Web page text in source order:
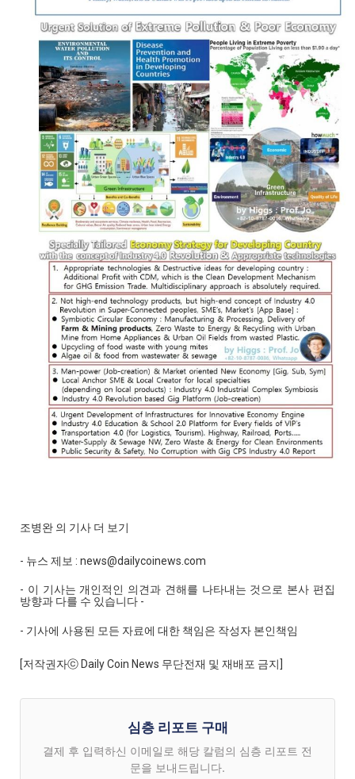
조병완 의 기사 더 보기
- 뉴스 제보 : news@dailycoinews.com
- 이 기사는 개인적인 의견과 견해를 나타내는 것으로 본사 편집
방향과 다를 수 있습니다 -
- 기사에 사용된 모든 자료에 대한 책임은 작성자 본인책임
[저작권자ⓒ Daily Coin News 무단전재 및 재배포 금지]
심층 리포트 구매
결제 후 입력하신 이메일로 해당 칼럼의 심층 리포트 전
문을 보내드립니다.